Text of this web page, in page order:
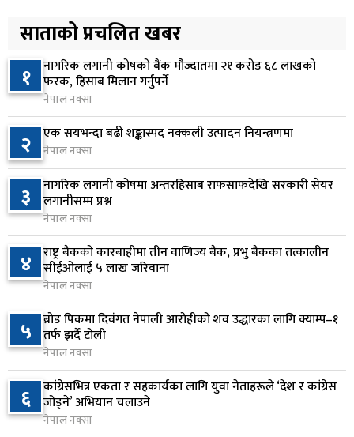
५
सर्‍यो
५ घण्टा अघि
६
वीरगञ्जमा ट्यांकरको सिल खोलेर तेल निकाल्ने सात जना
रंगेहात पक्राउ
५ घण्टा अघि
७
जन्मसिद्ध नागरिकता कडा बनाउने ट्रम्पको नयाँ प्रयास, दुई
कार्यकारी आदेश जारी
५ घण्टा अघि
८ राप्रपाको निर्णय: बागमती प्रदेश सरकारमा सहभागी नहुने
५ घण्टा अघि
९
२५० रुपैयाँको सामान किन्दा कञ्चनपुरका उपभोक्ताले
जिते १० लाख
६ घण्टा अघि
१०
माछापुच्छ्रे बैंकको ‘एम–स्मार्ट’बाटै करदाता प्रोत्साहन
उपहार कार्यक्रममा सहभागी हुने सुविधा
६ घण्टा अघि
साताको प्रचलित खबर
१ नागरिक लगानी कोषको बैंक मौज्दातमा २१ करोड ६८ लाखको
फरक, हिसाब मिलान गर्नुपर्ने
नेपाल नक्सा
२ एक सयभन्दा बढी शङ्कास्पद नक्कली उत्पादन नियन्त्रणमा
नेपाल नक्सा
३ नागरिक लगानी कोषमा अन्तरहिसाब राफसाफदेखि सरकारी सेयर
लगानीसम्म प्रश्न
नेपाल नक्सा
४ राष्ट्र बैंकको कारबाहीमा तीन वाणिज्य बैंक, प्रभु बैंकका तत्कालीन
सीईओलाई ५ लाख जरिवाना
नेपाल नक्सा
५ ब्रोड पिकमा दिवंगत नेपाली आरोहीको शव उद्धारका लागि क्याम्प–१
तर्फ झर्दै टोली
नेपाल नक्सा
६ कांग्रेसभित्र एकता र सहकार्यका लागि युवा नेताहरूले ‘देश र कांग्रेस
जोड्ने’ अभियान चलाउने
नेपाल नक्सा